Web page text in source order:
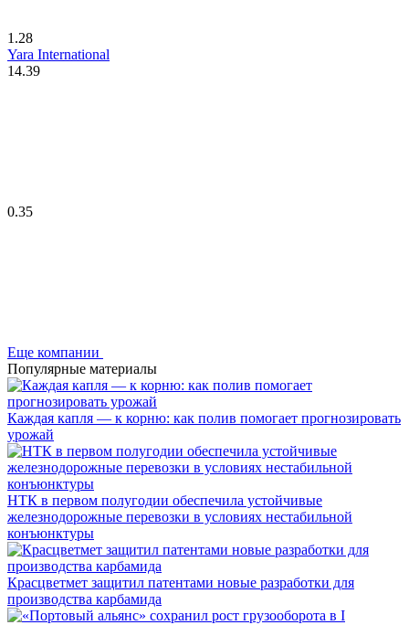
1.28
Yara International
14.39
0.35
Еще компании
Популярные материалы
Каждая капля — к корню: как полив помогает прогнозировать
урожай
НТК в первом полугодии обеспечила устойчивые
железнодорожные перевозки в условиях нестабильной
конъюнктуры
Красцветмет защитил патентами новые разработки для
производства карбамида